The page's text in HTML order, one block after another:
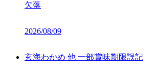
欠落
2026/08/09
玄海わかめ 他 一部賞味期限誤記